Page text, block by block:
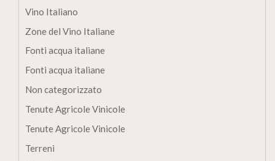
Vino Italiano
Zone del Vino Italiane
Fonti acqua italiane
Fonti acqua italiane
Non categorizzato
Tenute Agricole Vinicole
Tenute Agricole Vinicole
Terreni